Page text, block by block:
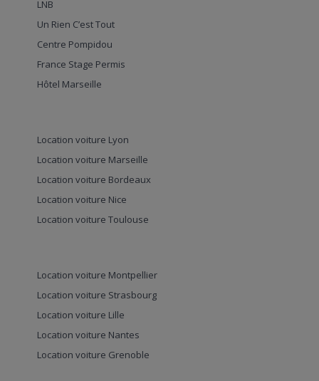
LNB
Un Rien C’est Tout
Centre Pompidou
France Stage Permis
Hôtel Marseille
Location voiture Lyon
Location voiture Marseille
Location voiture Bordeaux
Location voiture Nice
Location voiture Toulouse
Location voiture Montpellier
Location voiture Strasbourg
Location voiture Lille
Location voiture Nantes
Location voiture Grenoble